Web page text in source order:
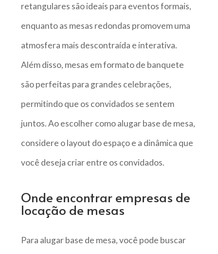
retangulares são ideais para eventos formais,
enquanto as mesas redondas promovem uma
atmosfera mais descontraída e interativa.
Além disso, mesas em formato de banquete
são perfeitas para grandes celebrações,
permitindo que os convidados se sentem
juntos. Ao escolher como alugar base de mesa,
considere o layout do espaço e a dinâmica que
você deseja criar entre os convidados.
Onde encontrar empresas de
locação de mesas
Para alugar base de mesa, você pode buscar